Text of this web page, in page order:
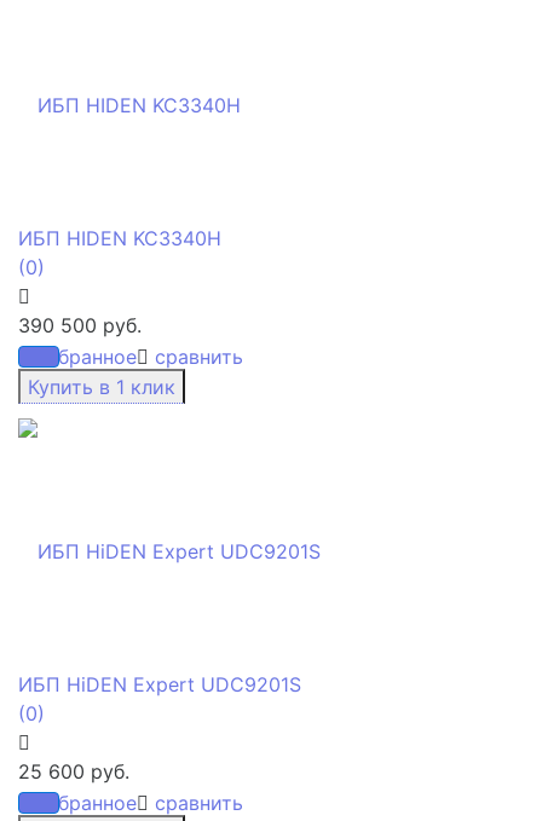
избранное сравнить
ИБП HIDEN KC3340H
(0)
390 500 руб.
избранное сравнить
ИБП HiDEN Expert UDC9201S
(0)
25 600 руб.